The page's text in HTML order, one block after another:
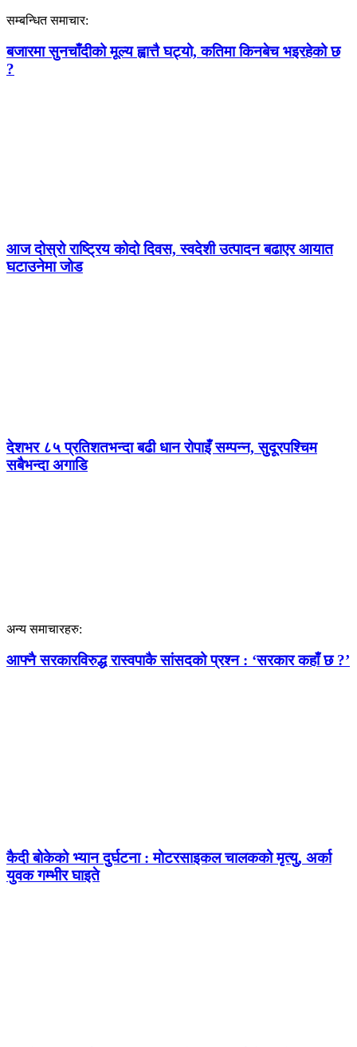
सम्बन्धित समाचार:
बजारमा सुनचाँदीको मूल्य ह्वात्तै घट्यो, कतिमा किनबेच भइरहेको छ
?
आज दोस्रो राष्ट्रिय कोदो दिवस, स्वदेशी उत्पादन बढाएर आयात
घटाउनेमा जोड
देशभर ८५ प्रतिशतभन्दा बढी धान रोपाइँ सम्पन्न, सुदूरपश्चिम
सबैभन्दा अगाडि
अन्य समाचारहरु:
आफ्नै सरकारविरुद्ध रास्वपाकै सांसदको प्रश्न : ‘सरकार कहाँ छ ?’
कैदी बोकेको भ्यान दुर्घटना : मोटरसाइकल चालकको मृत्यु, अर्का
युवक गम्भीर घाइते